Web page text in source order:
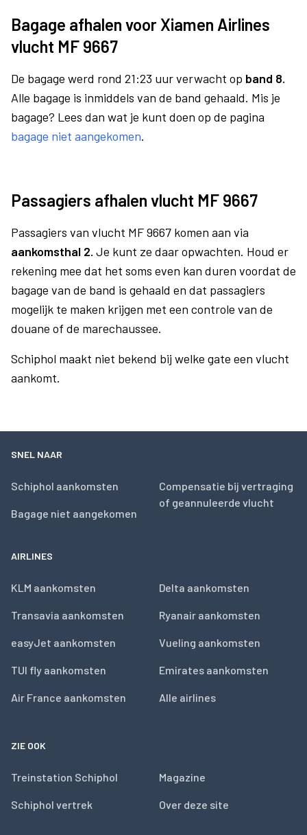
Bagage afhalen voor Xiamen Airlines
vlucht MF 9667
De bagage werd rond 21:23 uur verwacht op band 8.
Alle bagage is inmiddels van de band gehaald. Mis je
bagage? Lees dan wat je kunt doen op de pagina
bagage niet aangekomen.
Passagiers afhalen vlucht MF 9667
Passagiers van vlucht MF 9667 komen aan via
aankomsthal 2. Je kunt ze daar opwachten. Houd er
rekening mee dat het soms even kan duren voordat de
bagage van de band is gehaald en dat passagiers
mogelijk te maken krijgen met een controle van de
douane of de marechaussee.
Schiphol maakt niet bekend bij welke gate een vlucht
aankomt.
SNEL NAAR
Schiphol aankomsten
Bagage niet aangekomen
Compensatie bij vertraging
of geannuleerde vlucht
AIRLINES
KLM aankomsten
Transavia aankomsten
easyJet aankomsten
TUI fly aankomsten
Air France aankomsten
Delta aankomsten
Ryanair aankomsten
Vueling aankomsten
Emirates aankomsten
Alle airlines
ZIE OOK
Treinstation Schiphol
Schiphol vertrek
Magazine
Over deze site